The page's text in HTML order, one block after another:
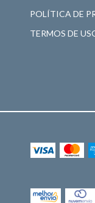
POLÍTICA DE
TERMOS DE